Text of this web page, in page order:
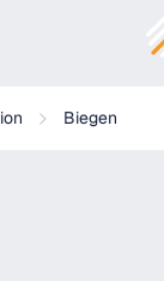
Biegen